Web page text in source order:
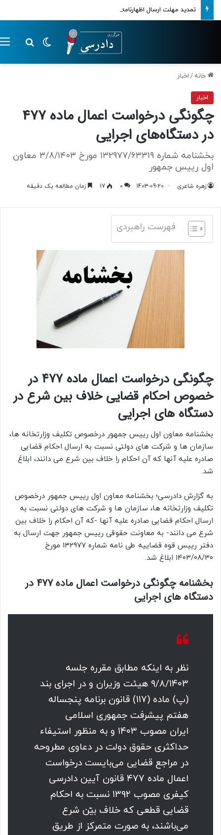
تمدید مهلت ارسال اظهارنامه‌های مالیاتی تا پایان تابستان 1405
تغییر پوسته
خانه / اخبار
اخبار
چگونگی درخواست اعمال ماده 477
در دستگاه‌های اجرایی
بخشنامه شماره ۱۳۲۹۷۷/۶۳۳۱۹ مورخ ۳/۸/۱۴۰۳ معاون
اول رییس جمهور
زهره شاعری 1403-09-20
0
17 زمان مطالعه یک دقیقه
فهرست راهبردی
چگونگی درخواست اعمال ماده 477 در
خصوص احکام قضایی خلاف بین شرع در
دستگاه های اجرایی
بخشنامه معاون اول رییس جمهور درخصوص تکلیف وزارتخانه ها،
سازمان ها و شرکت های دولتی نسبت به ارسال احکام قضایی
صادره علیه آنها که آن احکام را خلاف بین شرع می دانند، ابلاغ
شد.
به گزارش دادرسی؛ بخشنامه معاون اول رییس جمهور درخصوص
تکلیف وزارتخانه ها، سازمان ها و شرکت های دولتی نسبت به
ارسال احکام قضایی صادره علیه آنها -که آن احکام را خلاف بین
شرع می دانند- به معاونت حقوقی رییس جمهور جهت ارسال به
دفتر رییس قوه قضاییه طی نامه شماره ۱۳۲۹۷۷ مورخ
۱۴۰۳/۰۸/۳۰ ابلاغ شد.
بخشنامه چگونگی درخواست اعمال ماده 477 در
دستگاه های اجرایی
نظر به اینکه مطابق مقرره جلسه
۹/۸/۱۴۰۳ هیئت وزیران و در اجرای بند
(پ) ماده (۱۱۷) قانون برنامه پنجساله
هفتم پیشرفت جمهوری اسلامی
ایران مصوب ۱۴۰۳ و به منظور استیفاء
حداکثری حقوق دولت در دعاوی مطروحه
در مراجع قضایی می‌بایست درخواست
اعمال ماده ۴۷۷ قانون آیین دادرسی
کیفری مصوب ۱۳۹۲ نسبت به احکام
قضایی قطعی که خلاف بیّن شرع
می‌باشند، به صورت متمرکز از طریق